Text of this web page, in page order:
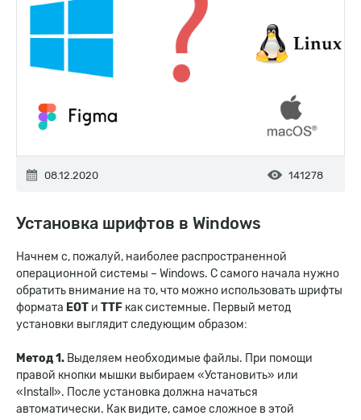
08.12.2020 141278
Установка шрифтов в Windows
Начнем с, пожалуй, наиболее распространенной
операционной системы – Windows. С самого начала нужно
обратить внимание на то, что можно использовать шрифты
формата EOT и TTF как системные. Первый метод
установки выглядит следующим образом:
Метод 1. Выделяем необходимые файлы. При помощи
правой кнопки мышки выбираем «Установить» или
«Install». После установка должна начаться
автоматически. Как видите, самое сложное в этой